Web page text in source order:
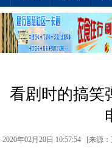
看剧时的搞笑
2020年02月20日 10:57:54 [来源